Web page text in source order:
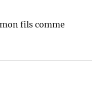
fils comme